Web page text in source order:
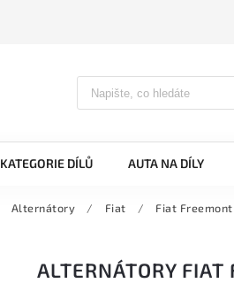
KATEGORIE DÍLŮ AUTA NA DÍLY
Alternátory / Fiat / Fiat Freemont
ALTERNÁTORY FIAT